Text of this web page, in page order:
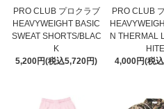
PRO CLUB プロクラブ
HEAVYWEIGHT BASIC
SWEAT SHORTS/BLAC
K
5,200円(税込5,720円)
PRO CLUB
N THERMAL
HITE
4,000円(税